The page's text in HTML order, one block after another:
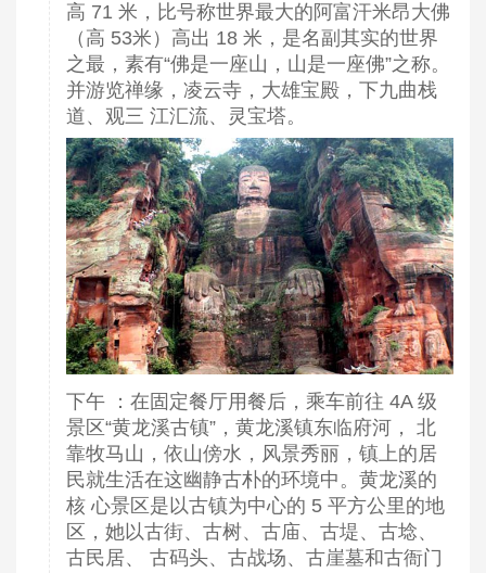
高 71 米，比号称世界最大的阿富汗米昂大佛
（高 53米）高出 18 米，是名副其实的世界
之最，素有“佛是一座山，山是一座佛”之称。
并游览禅缘，凌云寺，大雄宝殿，下九曲栈
道、观三 江汇流、灵宝塔。
下午 ：在固定餐厅用餐后，乘车前往 4A 级
景区“黄龙溪古镇”，黄龙溪镇东临府河， 北
靠牧马山，依山傍水，风景秀丽，镇上的居
民就生活在这幽静古朴的环境中。黄龙溪的
核 心景区是以古镇为中心的 5 平方公里的地
区，她以古街、古树、古庙、古堤、古埝、
古民居、 古码头、古战场、古崖墓和古衙门